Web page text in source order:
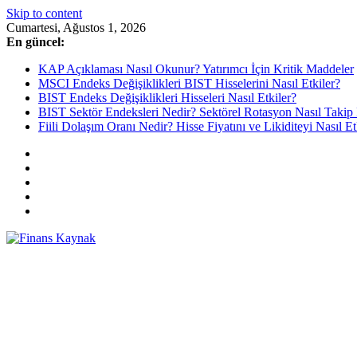
Skip to content
Cumartesi, Ağustos 1, 2026
En güncel:
KAP Açıklaması Nasıl Okunur? Yatırımcı İçin Kritik Maddeler
MSCI Endeks Değişiklikleri BIST Hisselerini Nasıl Etkiler?
BIST Endeks Değişiklikleri Hisseleri Nasıl Etkiler?
BIST Sektör Endeksleri Nedir? Sektörel Rotasyon Nasıl
Fiili Dolaşım Oranı Nedir? Hisse Fiyatını ve Likiditeyi Nasıl